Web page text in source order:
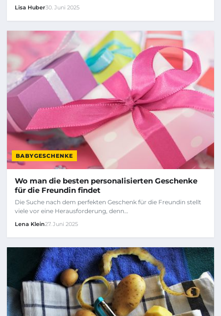
Lisa Huber30. Juni 2025
BABYGESCHENKE
Wo man die besten personalisierten Geschenke
für die Freundin findet
Die Suche nach dem perfekten Geschenk für die Freundin stellt
viele vor eine Herausforderung, denn…
Lena Klein27. Juni 2025